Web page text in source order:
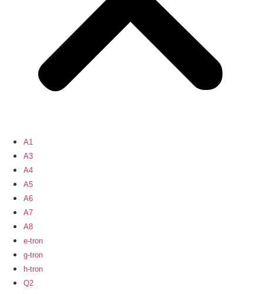
A1
A3
A4
A5
A6
A7
A8
e-tron
g-tron
h-tron
Q2